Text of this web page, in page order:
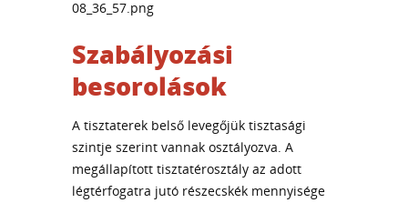
Szabályozási
besorolások
A tisztaterek belső levegőjük tisztasági
szintje szerint vannak osztályozva. A
megállapított tisztatérosztály az adott
légtérfogatra jutó részecskék mennyisége